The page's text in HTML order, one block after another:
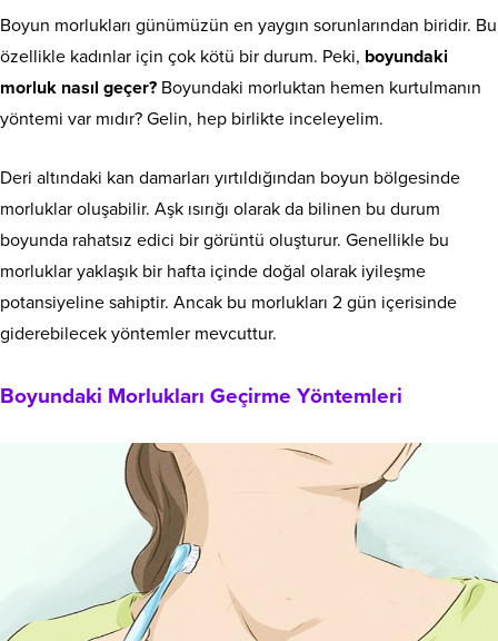
Boyun morlukları günümüzün en yaygın sorunlarından biridir. Bu
özellikle kadınlar için çok kötü bir durum. Peki, boyundaki
morluk nasıl geçer? Boyundaki morluktan hemen kurtulmanın
yöntemi var mıdır? Gelin, hep birlikte inceleyelim.
Deri altındaki kan damarları yırtıldığından boyun bölgesinde
morluklar oluşabilir. Aşk ısırığı olarak da bilinen bu durum
boyunda rahatsız edici bir görüntü oluşturur. Genellikle bu
morluklar yaklaşık bir hafta içinde doğal olarak iyileşme
potansiyeline sahiptir. Ancak bu morlukları 2 gün içerisinde
giderebilecek yöntemler mevcuttur.
Boyundaki Morlukları Geçirme Yöntemleri